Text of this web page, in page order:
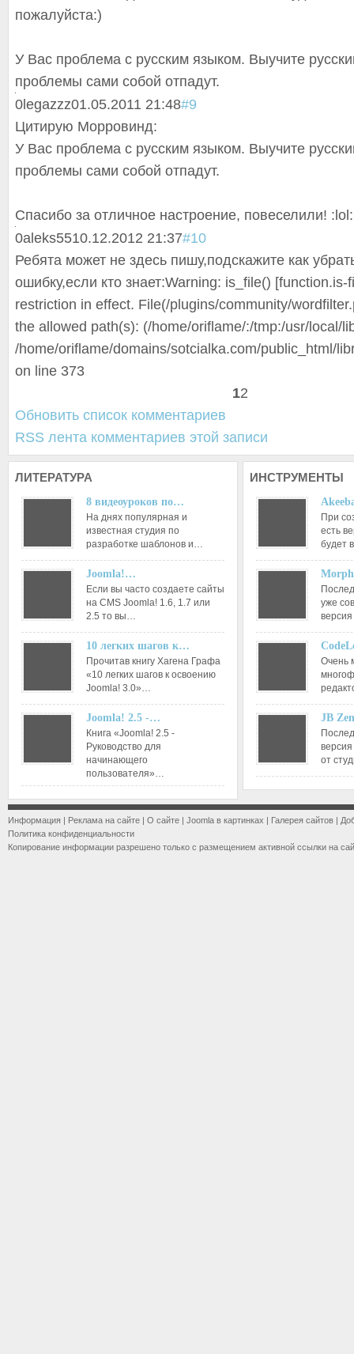
пожалуйста:)
У Вас проблема с русским языком. Выучите
проблемы сами собой отпадут.
0 legazzz01.05.2011 21:48#9
Цитирую Морровинд:
У Вас проблема с русским языком. Выучите
проблемы сами собой отпадут.
Спасибо за отличное настроение, повеселили! :lol:
0aleks5510.12.2012 21:37#10
Ребята может не здесь пишу,подскажите как
ошибку,если кто знает:Warning: is_file()
restriction in effect. File(/plugins/community/
the allowed path(s): (/home/oriflame/:/tmp:/usr/local/
/home/oriflame/domains/sotcialka.com/public_html/
on line 373
12
Обновить список комментариев
RSS лента комментариев этой записи
ЛИТЕРАТУРА
8 видеоуроков по…
На днях популярная и
известная студия по
разработке шаблонов и…
Joomla!…
Если вы часто создаете сайты
на CMS Joomla! 1.6, 1.7 или
2.5 то вы…
10 легких шагов к…
Прочитав книгу Хагена Графа
«10 легких шагов к освоению
Joomla! 3.0»…
Joomla! 2.5 -…
Книга «Joomla! 2.5 -
Руководство для
начинающего
пользователя»…
ИНСТРУМЕНТЫ
При
есть
будет
уже
Очень
JB
от
Информация | Реклама на сайте | О сайте | Joomla в картинках | Галерея сайтов |
Политика конфиденциальности
Копирование информации разрешено только с размещением активной ссылки на